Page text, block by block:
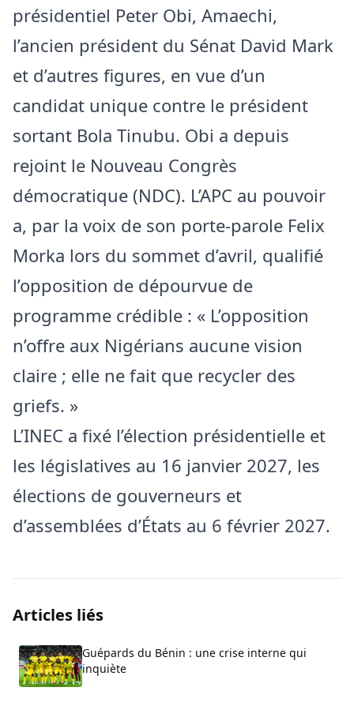
présidentiel Peter Obi, Amaechi,
l’ancien président du Sénat David Mark
et d’autres figures, en vue d’un
candidat unique contre le président
sortant Bola Tinubu. Obi a depuis
rejoint le Nouveau Congrès
démocratique (NDC). L’APC au pouvoir
a, par la voix de son porte-parole Felix
Morka lors du sommet d’avril, qualifié
l’opposition de dépourvue de
programme crédible : « L’opposition
n’offre aux Nigérians aucune vision
claire ; elle ne fait que recycler des
griefs. »
L’INEC a fixé l’élection présidentielle et
les législatives au 16 janvier 2027, les
élections de gouverneurs et
d’assemblées d’États au 6 février 2027.
Articles liés
Guépards du Bénin : une crise interne qui
inquiète